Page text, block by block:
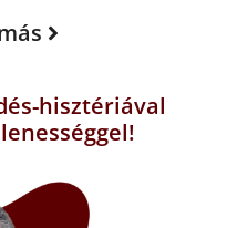
hisztériával